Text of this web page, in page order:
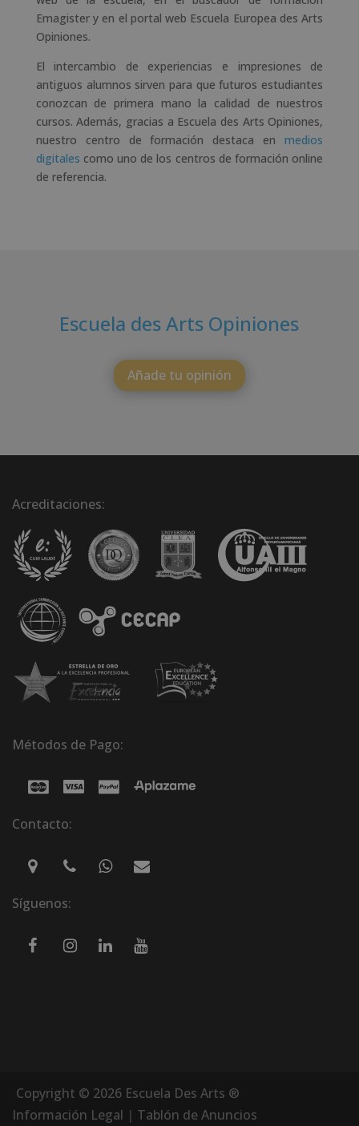
Emagister y en el portal web Escuela Europea des Arts
Opiniones.
El intercambio de experiencias e impresiones de
antiguos alumnos sirven para que futuros estudiantes
conozcan de primera mano la calidad de nuestros
cursos. Además, gracias a Escuela des Arts Opiniones,
nuestro centro de formación destaca enmedios
digitales como uno de los centros de formación online
de referencia.
Escuela des Arts Opiniones
Añade tu opinión
Acreditaciones:
Métodos de Pago:
Contacto:
Síguenos:
Copyright © 2026 Escuela Des Arts ®
Información Legal | Tablón de Anuncios